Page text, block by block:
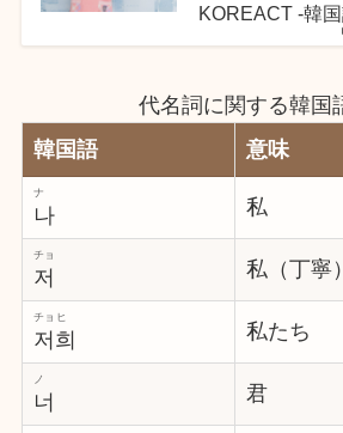
KOREACT -韓
代名詞に関する韓国
韓国語
意味
나
ナ
私
저
チョ
私（丁寧）
저희
チョヒ
私たち
너
ノ
君